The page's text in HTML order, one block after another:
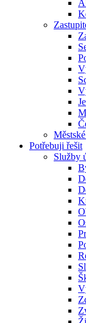
Potřebuji řešit
Služby